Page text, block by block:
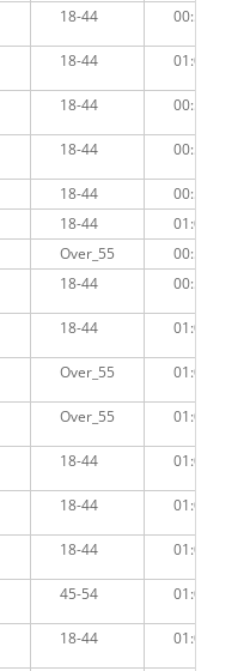
18-44 00:59:10
18-44 01:00:05
18-44 00:59:22
18-44 00:59:43
18-44
00:59:44
18-44
01:00:54
Over_55
00:59:36
18-44 00:59:59
18-44 01:00:00
Over_55 01:00:01
Over_55 01:00:12
18-44 01:00:12
18-44 01:01:10
18-44 01:00:26
45-54 01:00:30
18-44 01:00:23